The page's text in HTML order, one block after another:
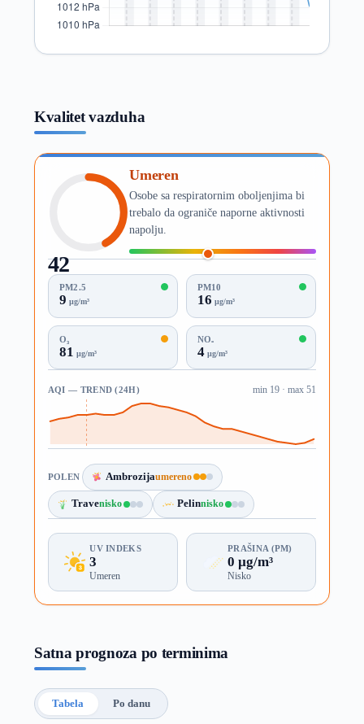
Kvalitet vazduha
42
AQI
Umeren
Osobe sa respiratornim oboljenjima bi
trebalo da ograniče naporne aktivnosti
napolju.
PM2.5
9 µg/m³
PM10
16 µg/m³
O₃
81 µg/m³
NO₂
4µg/m³
AQI — TREND (24H) min 19 · max 51
POLEN Ambrozijaumereno
Travenisko Pelinnisko
UV INDEKS
3
Umeren
PRAŠINA (PM)
0 µg/m³
Nisko
Satna prognoza po terminima
Tabela Po danu